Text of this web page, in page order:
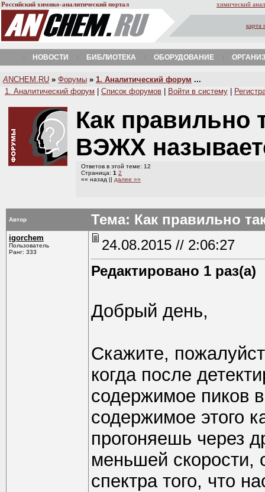
Российский химико-аналитический портал химический
карта
НОВОСТИ БИБЛИОТЕКА ОБОРУДОВАНИЕ
A NCHEM.RU » Форумы » 1. Аналитический форум ...
1. Аналитический форум
Список форумов Войти в систему
Как правильно
ВЭЖХ
Ответов в этой теме: 12
Страница: 1 2
«« назад || далее »»
Автор Тема: Как правильно
igorchem
Пользователь
Ранг: 333
24.08.2015 // 2:06:27
Редактировано 1 раз(а)
Добрый день,
Скажите,
когда после
содержимое пиков
содержимое этого
прогоняешь через
меньшей скорости,
спектра того, что